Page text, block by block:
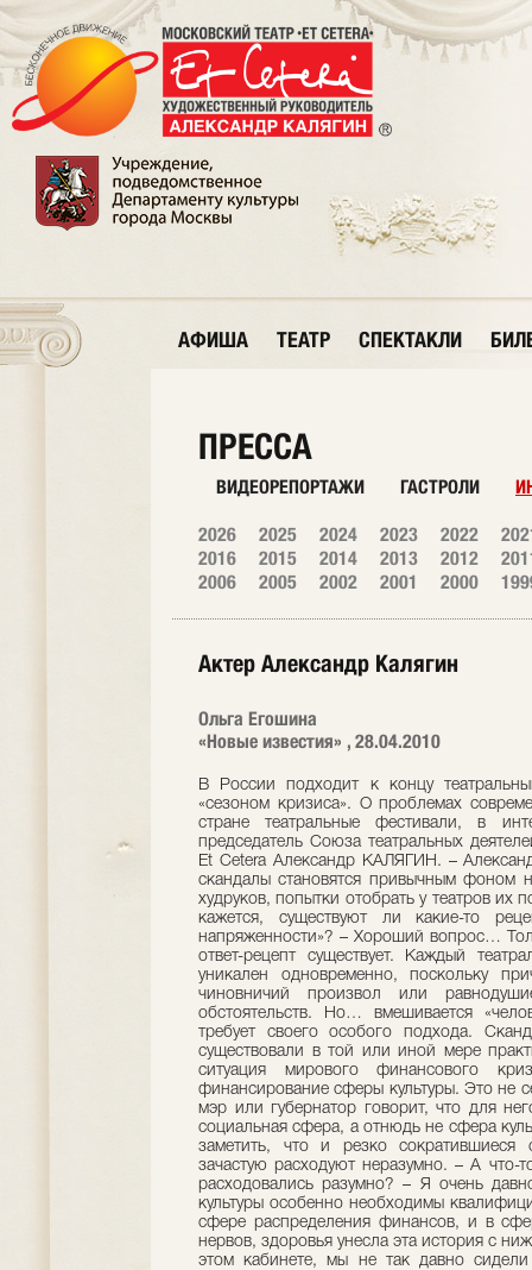
АФИША ТЕАТР СПЕКТАКЛИ
ПРЕССА
ВИДЕОРЕПОРТАЖИ ГАСТРОЛИ
2026 2025 2024 2023 2022
2016
2015 2014 2013 2012
2006
2005 2002 2001 2000
Актер Александр Калягин
Ольга Егошина
«Новые известия» , 28.04.2010
В России подходит к концу
«сезоном кризиса». О проблемах
стране театральные фестивали, в
председатель Союза театральных
Et Ceterа Александр КАЛЯГИН. –
скандалы становятся привычным фоном
худруков, попытки отобрать у театров
кажется, существуют ли какие-то
напряженности»? – Хороший вопрос…
ответ-рецепт существует. Каждый
уникален одновременно, поскольку
чиновничий произвол или
обстоятельств. Но… вмешивается
требует своего особого подхода.
существовали в той или иной мере
ситуация мирового финансового
финансирование сферы культуры. Это не
мэр или губернатор говорит, что для
социальная сфера, а отнюдь не сфера
заметить, что и резко сократившиеся
зачастую расходуют неразумно. – А что-
расходовались разумно? – Я очень
культуры особенно необходимы
сфере распределения финансов, и в
нервов, здоровья унесла эта история с
этом кабинете, мы не так давно